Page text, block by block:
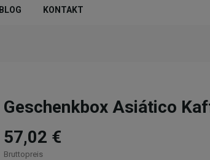
BLOG KONTAKT
Geschenkbox Asiático
57,02 €
Bruttopreis